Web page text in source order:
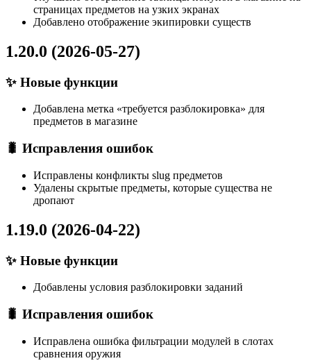
страницах предметов на узких экранах
Добавлено отображение экипировки существ
1.20.0 (2026-05-27)
✨ Новые функции
Добавлена метка «требуется разблокировка» для
предметов в магазине
🐛 Исправления ошибок
Исправлены конфликты slug предметов
Удалены скрытые предметы, которые существа не
дропают
1.19.0 (2026-04-22)
✨ Новые функции
Добавлены условия разблокировки заданий
🐛 Исправления ошибок
Исправлена ошибка фильтрации модулей в слотах
сравнения оружия